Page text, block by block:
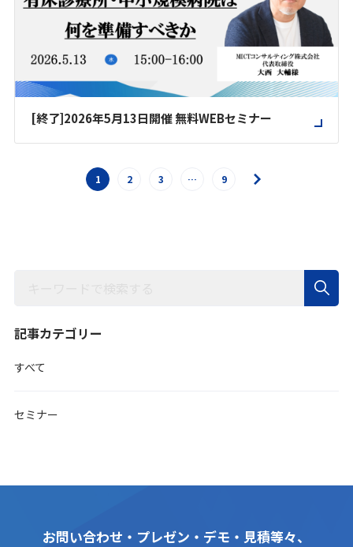
[終了]2026年5月13日開催 無料WEBセミナー
1 2 3 … 9
記事カテゴリー
すべて
セミナー
お問い合わせ・プレゼン・デモ・見積等々、